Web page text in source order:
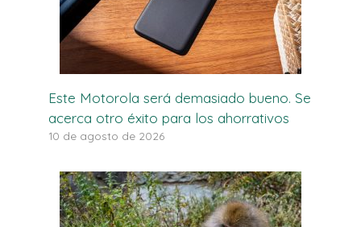
Este Motorola será demasiado bueno. Se
acerca otro éxito para los ahorrativos
10 de agosto de 2026